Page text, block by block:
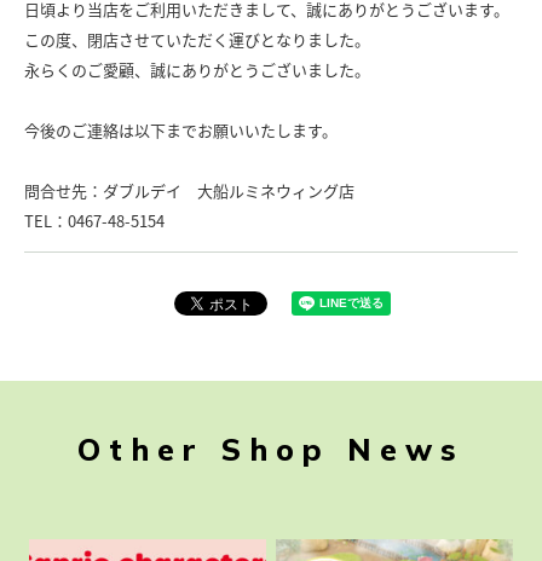
日頃より当店をご利用いただきまして、誠にありがとうございます。
この度、閉店させていただく運びとなりました。
永らくのご愛顧、誠にありがとうございました。
今後のご連絡は以下までお願いいたします。
問合せ先：ダブルデイ 大船ルミネウィング店
TEL：0467-48-5154
Other Shop News